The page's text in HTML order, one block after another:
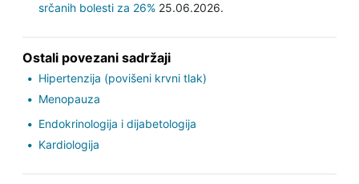
srčanih bolesti za 26%25.06.2026.
Ostali povezani sadržaji
Hipertenzija (povišeni krvni tlak)
Menopauza
Endokrinologija i dijabetologija
Kardiologija